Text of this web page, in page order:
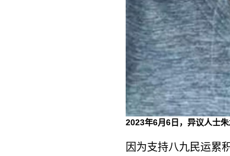
2023年6月6日，异议人士
因为支持八九民运累